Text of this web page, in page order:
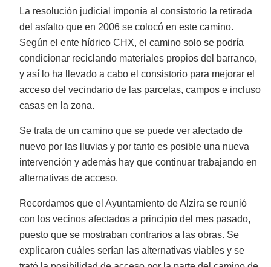
La resolución judicial imponía al consistorio la retirada
del asfalto que en 2006 se colocó en este camino.
Según el ente hídrico CHX, el camino solo se podría
condicionar reciclando materiales propios del barranco,
y así lo ha llevado a cabo el consistorio para mejorar el
acceso del vecindario de las parcelas, campos e incluso
casas en la zona.
Se trata de un camino que se puede ver afectado de
nuevo por las lluvias y por tanto es posible una nueva
intervención y además hay que continuar trabajando en
alternativas de acceso.
Recordamos que el Ayuntamiento de Alzira se reunió
con los vecinos afectados a principio del mes pasado,
puesto que se mostraban contrarios a las obras. Se
explicaron cuáles serían las alternativas viables y se